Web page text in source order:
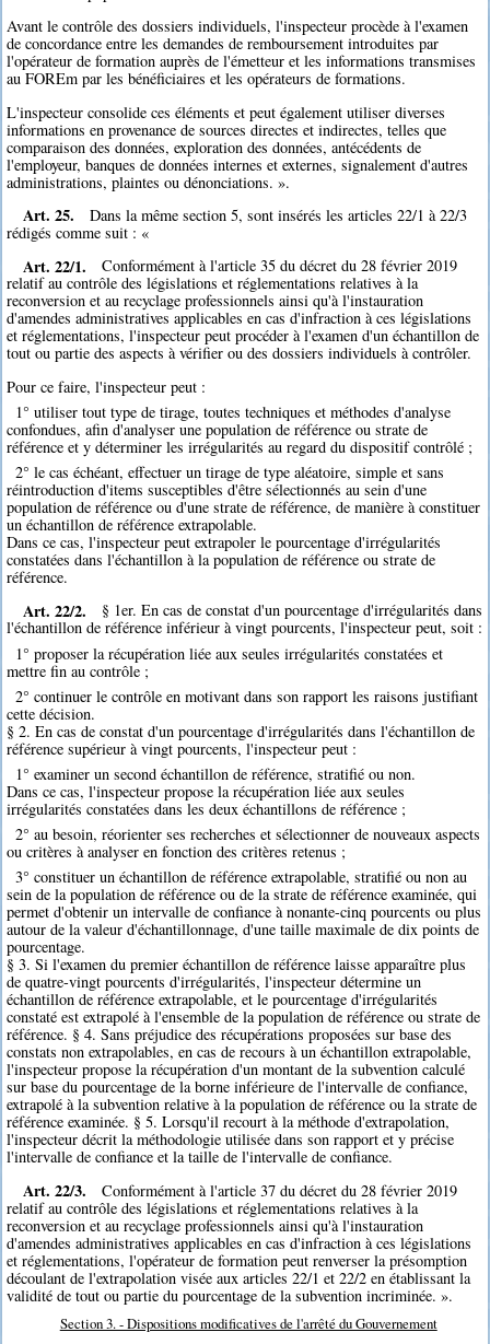
Avant le contrôle des dossiers individuels, l'inspecteur procède à l'examen
de concordance entre les demandes de remboursement introduites par
l'opérateur de formation auprès de l'émetteur et les informations transmises
au FOREm par les bénéficiaires et les opérateurs de formations.
L'inspecteur consolide ces éléments et peut également utiliser diverses
informations en provenance de sources directes et indirectes, telles que
comparaison des données, exploration des données, antécédents de
l'employeur, banques de données internes et externes, signalement d'autres
administrations, plaintes ou dénonciations. ».
Art. 25.
Dans la même section 5, sont insérés les articles 22/1 à 22/3
rédigés comme suit : «
Art. 22/1.
Conformément à l'article 35 du décret du 28 février 2019
relatif au contrôle des législations et réglementations relatives à la
reconversion et au recyclage professionnels ainsi qu'à l'instauration
d'amendes administratives applicables en cas d'infraction à ces législations
et réglementations, l'inspecteur peut procéder à l'examen d'un échantillon de
tout ou partie des aspects à vérifier ou des dossiers individuels à contrôler.
Pour ce faire, l'inspecteur peut :
1° utiliser tout type de tirage, toutes techniques et méthodes d'analyse
confondues, afin d'analyser une population de référence ou strate de
référence et y déterminer les irrégularités au regard du dispositif contrôlé ;
2° le cas échéant, effectuer un tirage de type aléatoire, simple et sans
réintroduction d'items susceptibles d'être sélectionnés au sein d'une
population de référence ou d'une strate de référence, de manière à constituer
un échantillon de référence extrapolable.
Dans ce cas, l'inspecteur peut extrapoler le pourcentage d'irrégularités
constatées dans l'échantillon à la population de référence ou strate de
référence.
Art. 22/2.
§ 1er. En cas de constat d'un pourcentage d'irrégularités dans
l'échantillon de référence inférieur à vingt pourcents, l'inspecteur peut, soit :
1° proposer la récupération liée aux seules irrégularités constatées et
mettre fin au contrôle ;
2° continuer le contrôle en motivant dans son rapport les raisons justifiant
cette décision.
§ 2. En cas de constat d'un pourcentage d'irrégularités dans l'échantillon de
référence supérieur à vingt pourcents, l'inspecteur peut :
1° examiner un second échantillon de référence, stratifié ou non.
Dans ce cas, l'inspecteur propose la récupération liée aux seules
irrégularités constatées dans les deux échantillons de référence ;
2° au besoin, réorienter ses recherches et sélectionner de nouveaux aspects
ou critères à analyser en fonction des critères retenus ;
3° constituer un échantillon de référence extrapolable, stratifié ou non au
sein de la population de référence ou de la strate de référence examinée, qui
permet d'obtenir un intervalle de confiance à nonante-cinq pourcents ou plus
autour de la valeur d'échantillonnage, d'une taille maximale de dix points de
pourcentage.
§ 3. Si l'examen du premier échantillon de référence laisse apparaître plus
de quatre-vingt pourcents d'irrégularités, l'inspecteur détermine un
échantillon de référence extrapolable, et le pourcentage d'irrégularités
constaté est extrapolé à l'ensemble de la population de référence ou strate de
référence. § 4. Sans préjudice des récupérations proposées sur base des
constats non extrapolables, en cas de recours à un échantillon extrapolable,
l'inspecteur propose la récupération d'un montant de la subvention calculé
sur base du pourcentage de la borne inférieure de l'intervalle de confiance,
extrapolé à la subvention relative à la population de référence ou la strate de
référence examinée. § 5. Lorsqu'il recourt à la méthode d'extrapolation,
l'inspecteur décrit la méthodologie utilisée dans son rapport et y précise
l'intervalle de confiance et la taille de l'intervalle de confiance.
Art. 22/3.
Conformément à l'article 37 du décret du 28 février 2019
relatif au contrôle des législations et réglementations relatives à la
reconversion et au recyclage professionnels ainsi qu'à l'instauration
d'amendes administratives applicables en cas d'infraction à ces législations
et réglementations, l'opérateur de formation peut renverser la présomption
découlant de l'extrapolation visée aux articles 22/1 et 22/2 en établissant la
validité de tout ou partie du pourcentage de la subvention incriminée. ».
Section 3. - Dispositions modificatives de l'arrêté du Gouvernement